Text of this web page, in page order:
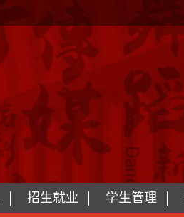
招生就业 学生管理